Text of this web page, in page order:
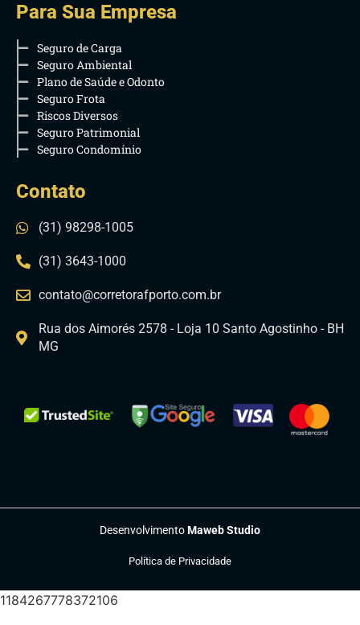
Para Sua Empresa
Seguro de Carga
Seguro Ambiental
Plano de Saúde e Odonto
Seguro Frota
Riscos Diversos
Seguro Patrimonial
Seguro Condomínio
Contato
(31) 98298-1005
(31) 3643-1000
contato@corretorafporto.com.br
Rua dos Aimorés 2578 - Loja 10 Santo Agostinho - BH
MG
DesenvolvimentoMaweb Studio
Política de Privacidade
1184267778372106